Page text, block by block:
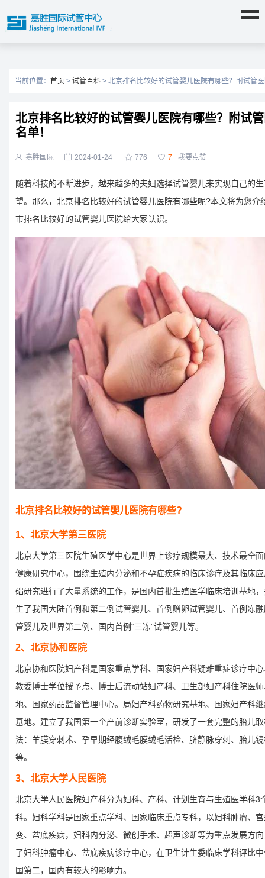
当前位置： 首页 > 试管百科 > 北京排名比较好的试管婴儿医院有哪些？附试管
北京排名比较好的试管婴儿医院有哪些？附试
名单！
 嘉胜国际  2024-01-24  776  7 我要点赞
随着科技的不断进步，越来越多的夫妇选择试管婴儿来实现自己的
望。那么，北京排名比较好的试管婴儿医院有哪些呢?本文将为您介
市排名比较好的试管婴儿医院给大家认识。
北京排名比较好的试管婴儿医院有哪些?
1、北京大学第三医院
北京大学第三医院生殖医学中心是世界上诊疗规模最大、技术最全
健康研究中心，围绕生殖内分泌和不孕症疾病的临床诊疗及其临床
础研究进行了大量系统的工作，是国内首批生殖医学临床培训基地
生了我国大陆首例和第二例试管婴儿、首例赠卵试管婴儿、首例冻
管婴儿及世界第二例、国内首例“三冻”试管婴儿等。
2、北京协和医院
北京协和医院妇产科是国家重点学科、国家妇产科疑难重症诊疗中
教委博士学位授予点、博士后流动站妇产科、卫生部妇产科住院医
地、国家药品监督管理中心。局妇产科药物研究基地、国家妇产科
基地。建立了我国第一个产前诊断实验室，研发了一套完整的胎儿
法：羊膜穿刺术、孕早期经腹绒毛膜绒毛活检、脐静脉穿刺、胎儿
等。
3、北京大学人民医院
北京大学人民医院妇产科分为妇科、产科、计划生育与生殖医学科3
科。妇科学科是国家重点学科、国家临床重点专科，以妇科肿瘤、
变、盆底疾病，妇科内分泌、微创手术、超声诊断等为重点发展方
了妇科肿瘤中心、盆底疾病诊疗中心，在卫生计生委临床学科评比
国第二，国内有较大的影响力。